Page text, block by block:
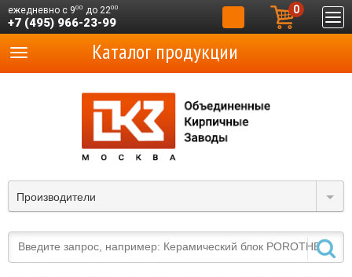
ежедневно с 900 до 2200
+7 (495) 966-23-99
0
Производители
Каталог продукции